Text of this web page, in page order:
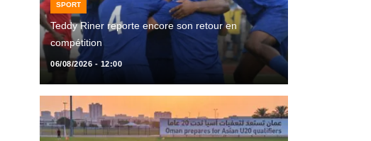
SPORT
Teddy Riner reporte encore son retour en
compétition
06/08/2026 - 12:00